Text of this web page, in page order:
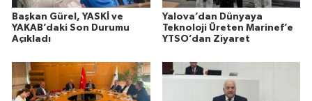
Başkan Gürel, YASKİ ve
YAKAB’daki Son Durumu
Açıkladı
Yalova’dan Dünyaya
Teknoloji Üreten Marinef’e
YTSO’dan Ziyaret